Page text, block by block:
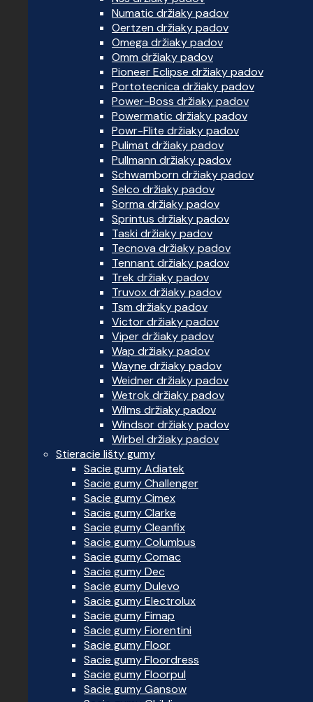
Numatic držiaky padov
Oertzen držiaky padov
Omega držiaky padov
Omm držiaky padov
Pioneer Eclipse držiaky padov
Portotecnica držiaky padov
Power-Boss držiaky padov
Powermatic držiaky padov
Powr-Flite držiaky padov
Pulimat držiaky padov
Pullmann držiaky padov
Schwamborn držiaky padov
Selco držiaky padov
Sorma držiaky padov
Sprintus držiaky padov
Taski držiaky padov
Tecnova držiaky padov
Tennant držiaky padov
Trek držiaky padov
Truvox držiaky padov
Tsm držiaky padov
Victor držiaky padov
Viper držiaky padov
Wap držiaky padov
Wayne držiaky padov
Weidner držiaky padov
Wetrok držiaky padov
Wilms držiaky padov
Windsor držiaky padov
Wirbel držiaky padov
Stieracie lišty gumy
Sacie gumy Adiatek
Sacie gumy Challenger
Sacie gumy Cimex
Sacie gumy Clarke
Sacie gumy Cleanfix
Sacie gumy Columbus
Sacie gumy Comac
Sacie gumy Dec
Sacie gumy Dulevo
Sacie gumy Electrolux
Sacie gumy Fimap
Sacie gumy Fiorentini
Sacie gumy Floor
Sacie gumy Floordress
Sacie gumy Floorpul
Sacie gumy Gansow